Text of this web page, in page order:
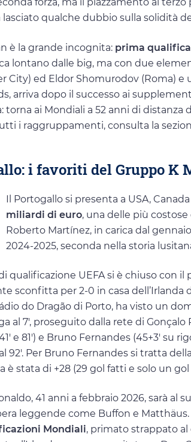
forza, ma il piazzamento al
lasciato qualche dubbio sulla solidità
è la grande incognita: prima
lontano dalle big, ma con due
City) ed Eldor Shomurodov (Roma)
arriva dopo il successo ai
torna ai Mondiali a 52 anni di distanza
i raggruppamenti, consulta la
i favoriti del Gruppo K
Il Portogallo si presenta a USA,
miliardi di euro, una delle più
Roberto Martínez, in carica dal
2024-2025, seconda nella storia
di qualificazione UEFA si è chiuso con
sconfitta per 2-0 in casa dell’Irlanda
do Dragão di Porto, ha visto un
al 7′, proseguito dalla rete di
e 81′) e Bruno Fernandes (45+3′ su
92′. Per Bruno Fernandes si tratta
è stata di +28 (29 gol fatti e solo un
41 anni a febbraio 2026, sarà al
leggende come Buffon e Matthäus.
Mondiali, primato strappato al